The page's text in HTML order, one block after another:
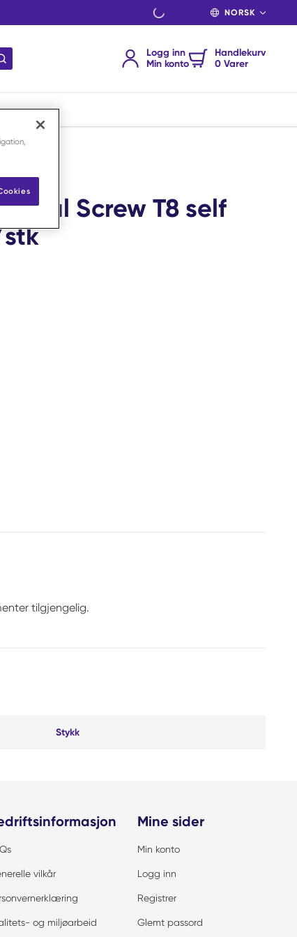
SPRÅK
send søk
Logg inn
Min konto
Handlekurv
0 Varer
Screw T8 self
tilgjengelig.
Stykk
vilkår
og miljøarbeid
Mine sider
Min konto
Logg inn
Registrer
Glemt passord